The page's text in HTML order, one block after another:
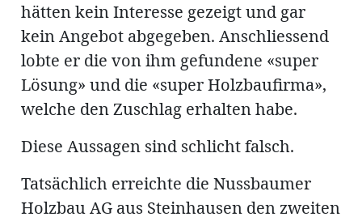
hätten kein Interesse gezeigt und gar
kein Angebot abgegeben. Anschliessend
lobte er die von ihm gefundene «super
Lösung» und die «super Holzbaufirma»,
welche den Zuschlag erhalten habe.
Diese Aussagen sind schlicht falsch.
Tatsächlich erreichte die Nussbaumer
Holzbau AG aus Steinhausen den zweiten